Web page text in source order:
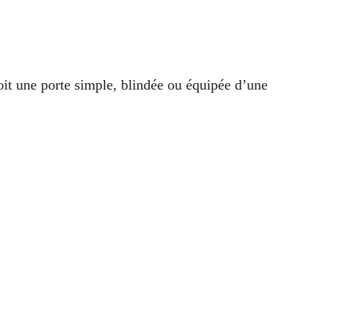
une porte simple, blindée ou équipée d’une